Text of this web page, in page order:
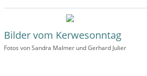
Bilder vom Kerwesonntag
Fotos von Sandra Malmer und Gerhard Julier